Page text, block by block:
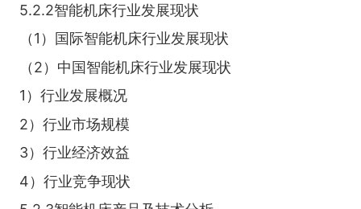
5.2.2智能机床行业发展现状
（1）国际智能机床行业发展现状
（2）中国智能机床行业发展现状
1）行业发展概况
2）行业市场规模
3）行业经济效益
4）行业竞争现状